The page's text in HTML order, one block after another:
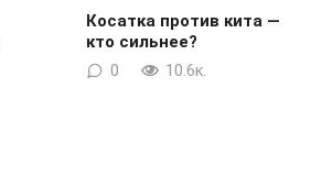
Косатка против кита —
кто сильнее?
0 10.6к.